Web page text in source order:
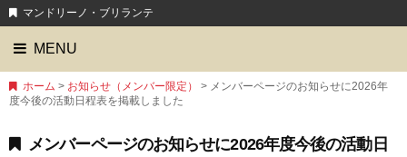
マンドリーノ・ブリランテ
MENU
ホーム > お知らせ（メンバー限定）
> メンバーページのお知らせに2026年
度今後の活動日程表を掲載しました
メンバーページのお知らせに2026年度今後の活動日